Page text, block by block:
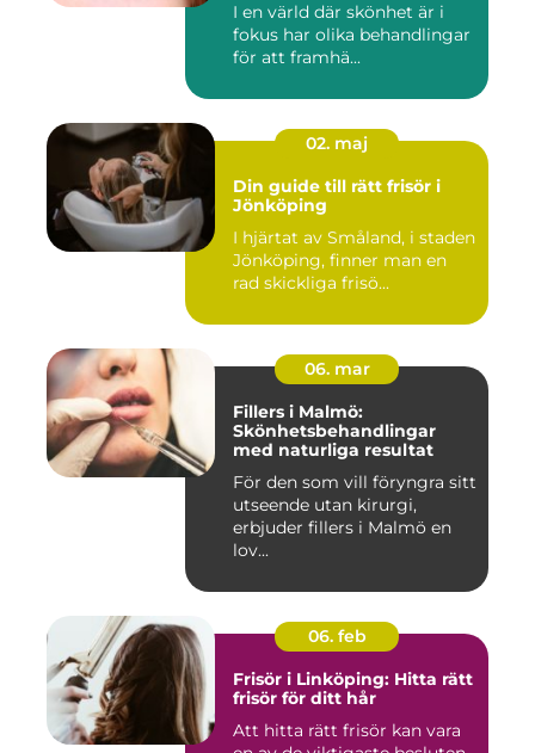
I en värld där skönhet är i
fokus har olika behandlingar
för att framhä...
02. maj
Din guide till rätt frisör i
Jönköping
I hjärtat av Småland, i staden
Jönköping, finner man en
rad skickliga frisö...
06. mar
Fillers i Malmö:
Skönhetsbehandlingar
med naturliga resultat
För den som vill föryngra sitt
utseende utan kirurgi,
erbjuder fillers i Malmö en
lov...
06. feb
Frisör i Linköping: Hitta rätt
frisör för ditt hår
Att hitta rätt frisör kan vara